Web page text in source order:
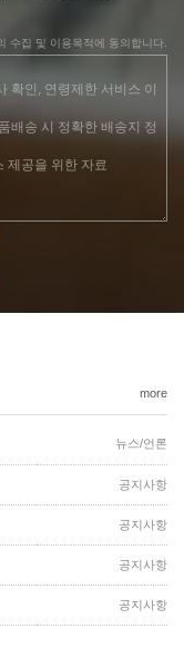
수집 및 이용목적에 동의합니다.
more
뉴스/언론
공지사항
공지사항
공지사항
공지사항